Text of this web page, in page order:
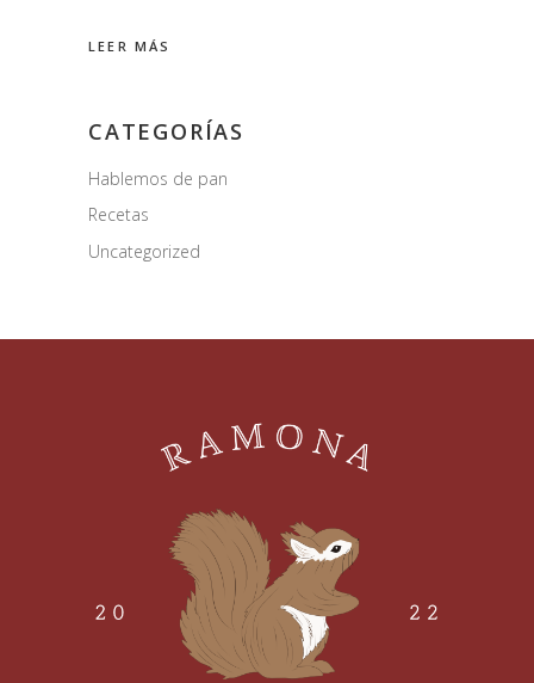
LEER MÁS
CATEGORÍAS
Hablemos de pan
Recetas
Uncategorized